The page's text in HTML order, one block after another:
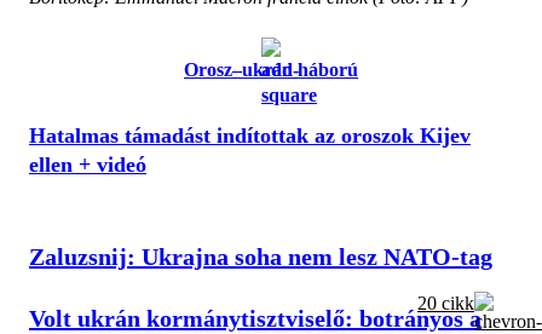
Orosz–ukrán háború
Hatalmas támadást indítottak az oroszok Kijev
ellen + videó
Zaluzsnij: Ukrajna soha nem lesz NATO-tag
Volt ukrán kormánytisztviselő: botrányos a
20 cikk